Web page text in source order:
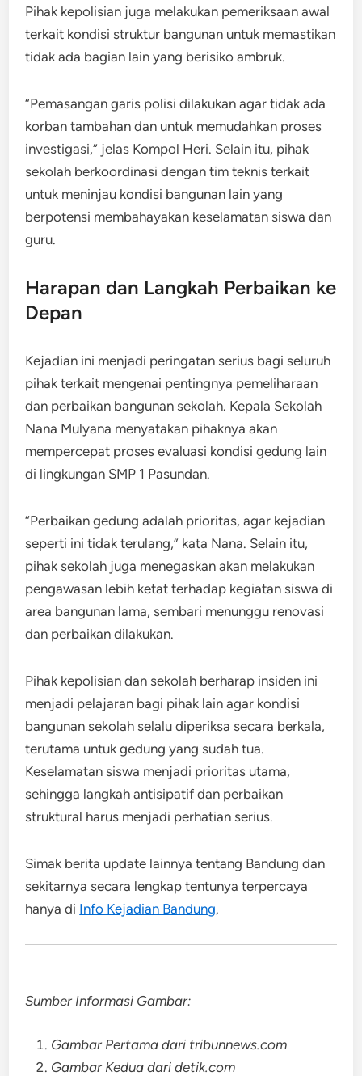
Pihak kepolisian juga melakukan pemeriksaan awal
terkait kondisi struktur bangunan untuk memastikan
tidak ada bagian lain yang berisiko ambruk.
“Pemasangan garis polisi dilakukan agar tidak ada
korban tambahan dan untuk memudahkan proses
investigasi,” jelas Kompol Heri. Selain itu, pihak
sekolah berkoordinasi dengan tim teknis terkait
untuk meninjau kondisi bangunan lain yang
berpotensi membahayakan keselamatan siswa dan
guru.
Harapan dan Langkah Perbaikan ke
Depan
Kejadian ini menjadi peringatan serius bagi seluruh
pihak terkait mengenai pentingnya pemeliharaan
dan perbaikan bangunan sekolah. Kepala Sekolah
Nana Mulyana menyatakan pihaknya akan
mempercepat proses evaluasi kondisi gedung lain
di lingkungan SMP 1 Pasundan.
“Perbaikan gedung adalah prioritas, agar kejadian
seperti ini tidak terulang,” kata Nana. Selain itu,
pihak sekolah juga menegaskan akan melakukan
pengawasan lebih ketat terhadap kegiatan siswa di
area bangunan lama, sembari menunggu renovasi
dan perbaikan dilakukan.
Pihak kepolisian dan sekolah berharap insiden ini
menjadi pelajaran bagi pihak lain agar kondisi
bangunan sekolah selalu diperiksa secara berkala,
terutama untuk gedung yang sudah tua.
Keselamatan siswa menjadi prioritas utama,
sehingga langkah antisipatif dan perbaikan
struktural harus menjadi perhatian serius.
Simak berita update lainnya tentang Bandung dan
sekitarnya secara lengkap tentunya terpercaya
hanya di Info Kejadian Bandung.
Sumber Informasi Gambar:
Gambar Pertama dari tribunnews.com
Gambar Kedua dari detik.com